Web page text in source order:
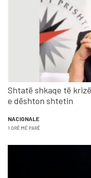
Shtatë shkaqe të
e dështon shtetin
NACIONALE
1 ORË MË PARË